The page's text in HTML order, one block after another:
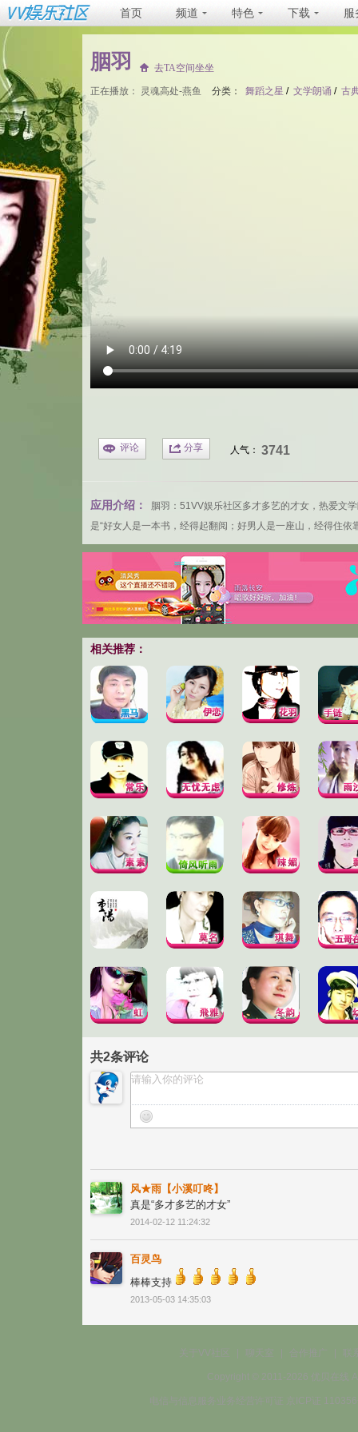
首页 频道 特色 下载 服
胭羽 去TA空间坐坐
正在播放： 灵魂高处-燕鱼 分类： 舞蹈之星 / 文学朗诵 / 古
评论 分享 人气： 3741
应用介绍： 胭羽： 51VV娱乐社区多才多艺的才女，热爱文学
是“好女人是一本书，经得起翻阅；好男人是一座山，经得住
相关推荐：
共2条评论
风★雨【小溪叮咚】
真是“多才多艺的才女”
2014-02-12 11:24:32
百灵鸟
棒棒支持
2013-05-03 14:35:03
关于VV社区 聊天室 合作推广 联
Copyright © 2011-2026 优贝在线
电信与信息服务业务经营许可证 京ICP证